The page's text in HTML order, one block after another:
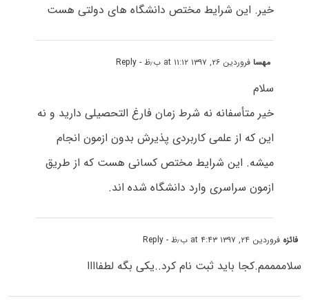
خیر. این شرایط مختص دانشگاه های دولتی هست
مهسافروردین ۲۶, ۱۳۹۷ at ۱۱:۱۲ ب٫ظ - Reply
سلام
خیر متأسفانه نه شرط زمان فارغ التحصیلی دارید و نه
این که از علمی کاربردی پذیرش بدون ازمون انجام
میشه. این شرایط مختص کسانی هست که از طریق
ازمون سراسری وارد دانشگاه شده اند.
فائزه فروردین ۲۴, ۱۳۹۷ at ۴:۴۳ ب٫ظ - Reply
سلاممممم.کجا باید ثبت نام کرد..یکی بگه لطفاااا